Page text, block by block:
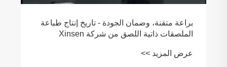
براعة متقنة، وضمان الجودة - تاريخ إنتاج طباعة
الملصقات ذاتية اللصق من شركة Xinsen
عرض المزيد >>